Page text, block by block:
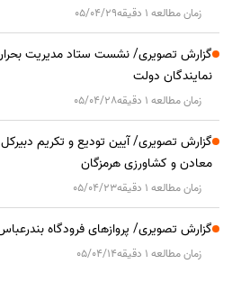
زمان مطالعه 1 دقیقه 05/04/29
گزارش تصویری/ نشست ستاد مدیریت
نمایندگان دولت
زمان مطالعه 1 دقیقه 05/04/28
گزارش تصویری/ آیین تودیع و تکریم دبیرکل
معادن و کشاورزی هرمزگان
زمان مطالعه 1 دقیقه 05/04/23
گزارش تصویری/ پروازهای فرودگاه
زمان مطالعه 1 دقیقه 05/04/14